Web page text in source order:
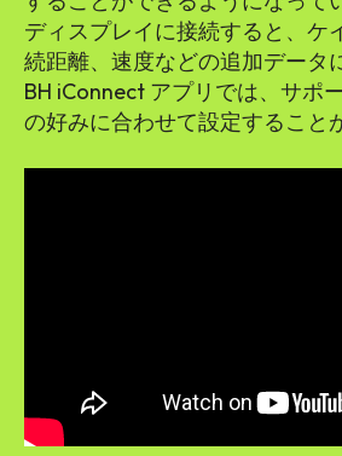
ディスプレイに接続すると、ケ
続距離、速度などの追加データ
BH iConnect アプリでは、サポ
の好みに合わせて設定すること